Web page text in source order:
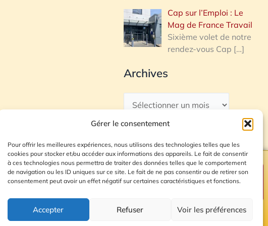
Gérer le consentement
Pour offrir les meilleures expériences, nous utilisons des technologies telles que les
cookies pour stocker et/ou accéder aux informations des appareils. Le fait de consentir
à ces technologies nous permettra de traiter des données telles que le comportement
de navigation ou les ID uniques sur ce site. Le fait de ne pas consentir ou de retirer son
consentement peut avoir un effet négatif sur certaines caractéristiques et fonctions.
Accepter Refuser Voir les préférences
Cap sur l’Emploi : Le
Mag de France Travail
Sixième volet de notre
rendez-vous Cap […]
Archives
Plan du site